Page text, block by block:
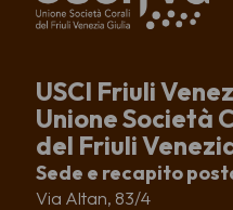
USCI Friuli
Unione Società
del Friuli
Sede e recapito
Via Altan, 83/4